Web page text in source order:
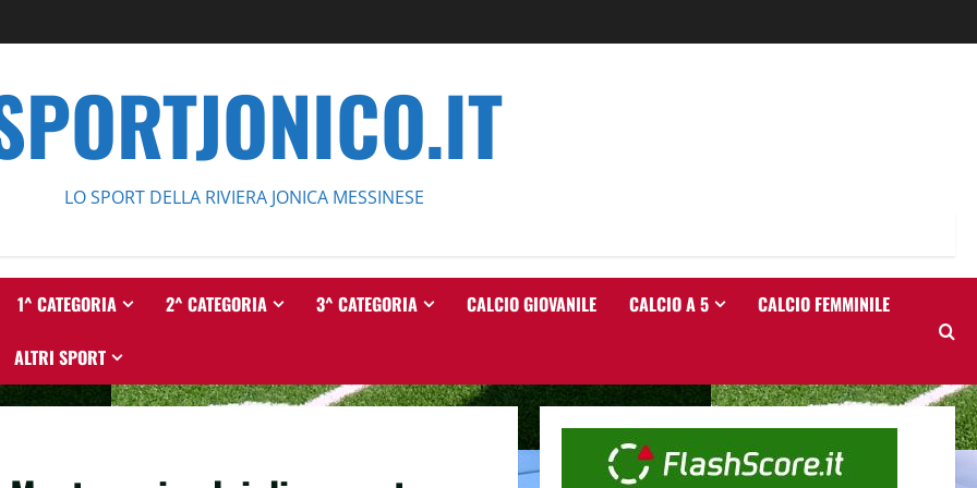
LO SPORT DELLA RIVIERA JONICA MESSINESE
1^ CATEGORIA 2^ CATEGORIA 3^ CATEGORIA CALCIO GIOVANILE CALCIO A 5 CALCIO FEMMINILE
ALTRI SPORT